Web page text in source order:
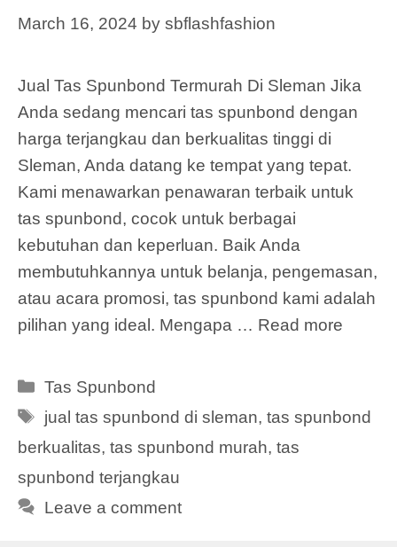
March 16, 2024 by sbflashfashion
Jual Tas Spunbond Termurah Di Sleman Jika
Anda sedang mencari tas spunbond dengan
harga terjangkau dan berkualitas tinggi di
Sleman, Anda datang ke tempat yang tepat.
Kami menawarkan penawaran terbaik untuk
tas spunbond, cocok untuk berbagai
kebutuhan dan keperluan. Baik Anda
membutuhkannya untuk belanja, pengemasan,
atau acara promosi, tas spunbond kami adalah
pilihan yang ideal. Mengapa … Read more
Categories
Tas Spunbond
Tags
jual tas spunbond di sleman,tas spunbond
berkualitas, tas spunbond murah, tas
spunbond terjangkau
Leave a comment